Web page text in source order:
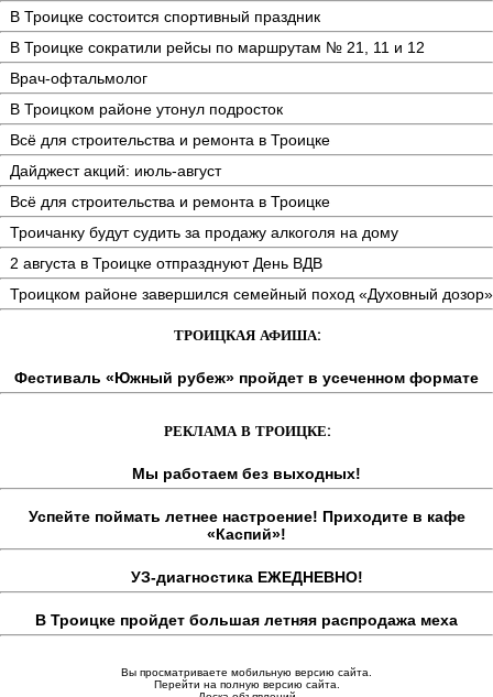
В Троицке состоится спортивный праздник
В Троицке сократили рейсы по маршрутам № 21, 11 и 12
Врач-офтальмолог
В Троицком районе утонул подросток
Всё для строительства и ремонта в Троицке
Дайджест акций: июль-август
Всё для строительства и ремонта в Троицке
Троичанку будут судить за продажу алкоголя на дому
2 августа в Троицке отпразднуют День ВДВ
Троицком районе завершился семейный поход «Духовный дозор»
ТРОИЦКАЯ АФИША:
Фестиваль «Южный рубеж» пройдет в усеченном формате
РЕКЛАМА В ТРОИЦКЕ:
Мы работаем без выходных!
Успейте поймать летнее настроение! Приходите в кафе
«Каспий»!
УЗ-диагностика ЕЖЕДНЕВНО!
В Троицке пройдет большая летняя распродажа меха
Вы просматриваете мобильную версию сайта.
Перейти на полную версию сайта.